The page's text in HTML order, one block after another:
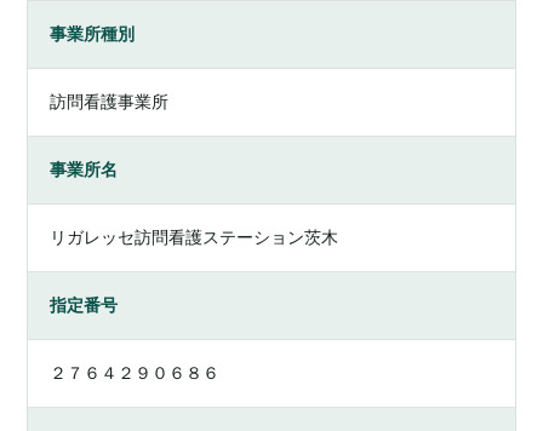
事業所種別
訪問看護事業所
事業所名
リガレッセ訪問看護ステーション茨木
指定番号
２７６４２９０６８６